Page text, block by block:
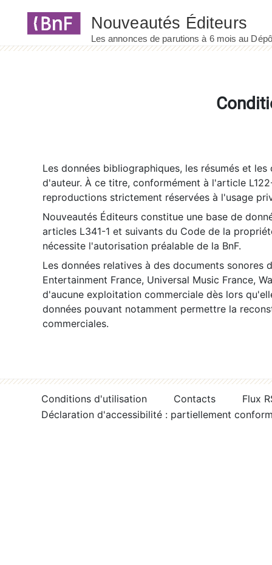
Les données bibliographiques, les résumés et
d'auteur. À ce titre, conformément à l'article
reproductions strictement réservées à l'usage
Nouveautés Éditeurs constitue une base de
articles L341-1 et suivants du Code de la
nécessite l'autorisation préalable de la BnF.
Les données relatives à des documents sonores
Entertainment France, Universal Music France,
d'aucune exploitation commerciale dès lors
données pouvant notamment permettre la
commerciales.
Conditions d'utilisation Contacts
Flux
Déclaration d'accessibilité : partiellement